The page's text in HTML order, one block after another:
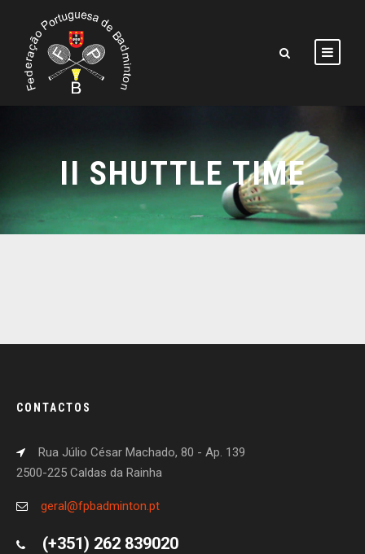
II SHUTTLE TIME
CONTACTOS
Rua Júlio César Machado, 80 - Ap. 139
2500-225 Caldas da Rainha
geral@fpbadminton.pt
(+351) 262 839020